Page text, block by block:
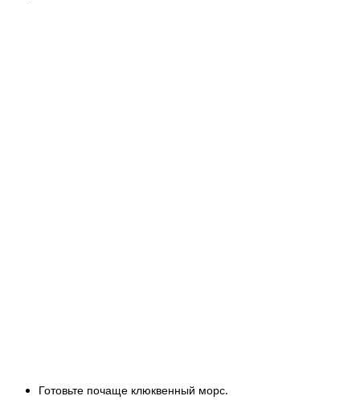
Готовьте почаще клюквенный морс.